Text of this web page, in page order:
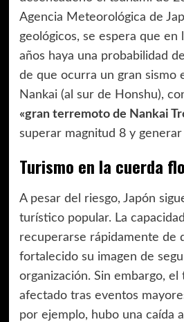
Agencia Meteorológica de
geológicos, se espera que en
años haya una probabilidad
de que ocurra un gran sismo
Nankai (al sur de Honshu),
«gran terremoto de Nankai
superar magnitud 8 y
Turismo en la cuerda
A pesar del riesgo, Japón
turístico popular. La
recuperarse rápidamente de
fortalecido su imagen de
organización. Sin embargo, el
afectado tras eventos
por ejemplo, hubo una caída